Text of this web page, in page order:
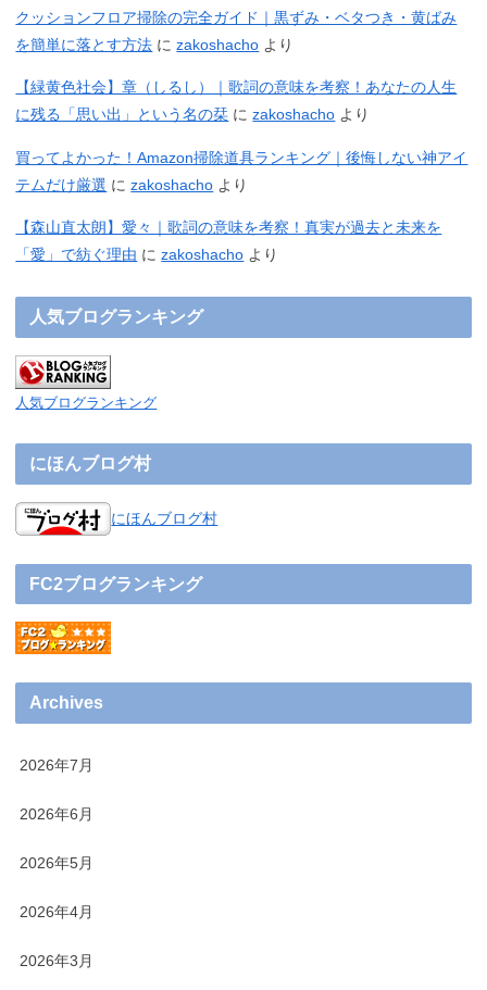
クッションフロア掃除の完全ガイド｜黒ずみ・ベタつき・黄ばみ
を簡単に落とす方法 にzakoshacho より
【緑黄色社会】章（しるし）｜歌詞の意味を考察！あなたの人生
に残る「思い出」という名の栞 にzakoshacho より
買ってよかった！Amazon掃除道具ランキング｜後悔しない神アイ
テムだけ厳選 にzakoshacho より
【森山直太朗】愛々｜歌詞の意味を考察！真実が過去と未来を
「愛」で紡ぐ理由 にzakoshacho より
人気ブログランキング
人気ブログランキング
にほんブログ村
にほんブログ村
FC2ブログランキング
Archives
2026年7月
2026年6月
2026年5月
2026年4月
2026年3月